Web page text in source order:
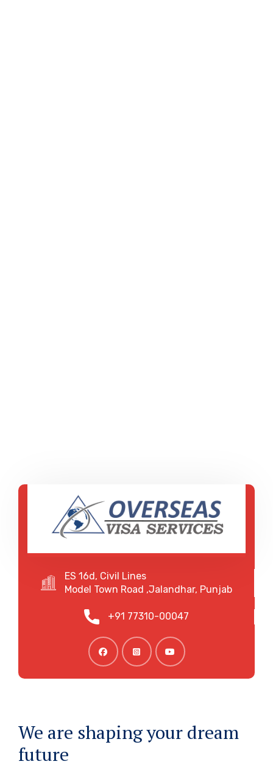
ES 16d, Civil Lines
Model Town Road ,Jalandhar, Punjab
+91 77310-00047
We are shaping your dream
future